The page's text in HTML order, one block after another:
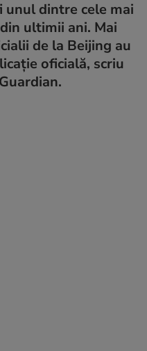
unul dintre cele mai
ultimii ani. Mai
de la Beijing au
oficială, scriu